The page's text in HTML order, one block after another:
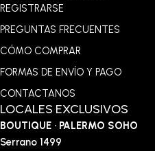
REGISTRARSE
PREGUNTAS FRECUENTES
CÓMO COMPRAR
FORMAS DE ENVÍO Y PAGO
CONTACTANOS
LOCALES EXCLUSIVOS
BOUTIQUE · PALERMO SOHO
Serrano 1499